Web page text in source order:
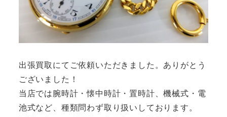
出張買取にてご依頼いただきました。ありがとう
ございました！
当店では腕時計・懐中時計・置時計、機械式・電
池式など、種類問わず取り扱いしております。